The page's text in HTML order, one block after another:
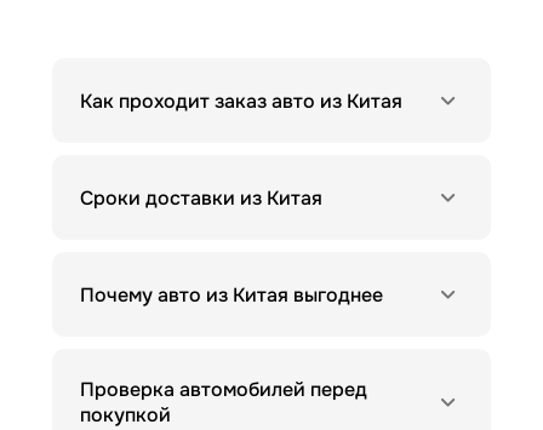
Как проходит заказ авто из Китая
Сроки доставки из Китая
Почему авто из Китая выгоднее
Проверка автомобилей перед
покупкой